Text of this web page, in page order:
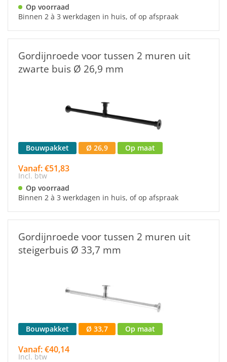
Op voorraad
Binnen 2 à 3 werkdagen in huis, of op afspraak
Gordijnroede voor tussen 2 muren uit
zwarte buis Ø 26,9 mm
Bouwpakket Ø 26,9 Op maat
Vanaf: €51,83
Incl. btw
Op voorraad
Binnen 2 à 3 werkdagen in huis, of op afspraak
Gordijnroede voor tussen 2 muren uit
steigerbuis Ø 33,7 mm
Bouwpakket Ø 33,7 Op maat
Vanaf: €40,14
Incl. btw